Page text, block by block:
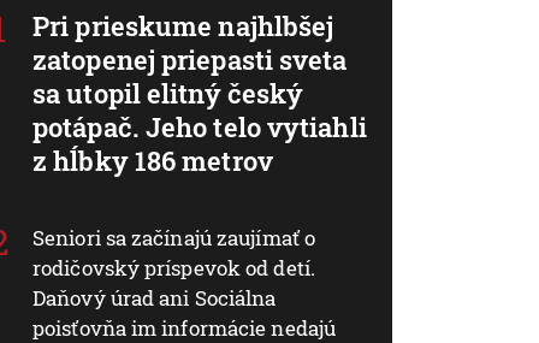
Pri prieskume najhlbšej
zatopenej priepasti sveta
sa utopil elitný český
potápač. Jeho telo vytiahli
z hĺbky 186 metrov
Seniori sa začínajú zaujímať o
rodičovský príspevok od detí.
Daňový úrad ani Sociálna
poisťovňa im informácie nedajú